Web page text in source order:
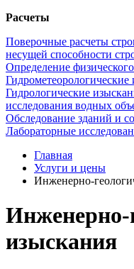
Расчеты
Поверочные расчеты
несущей способности
Определение
Гидрометеорологические
Гидрологические
исследования водных
Обследование зданий и
Лабораторные
Главная
Услуги и цены
Инженерно-
Инженерно-
изыскания